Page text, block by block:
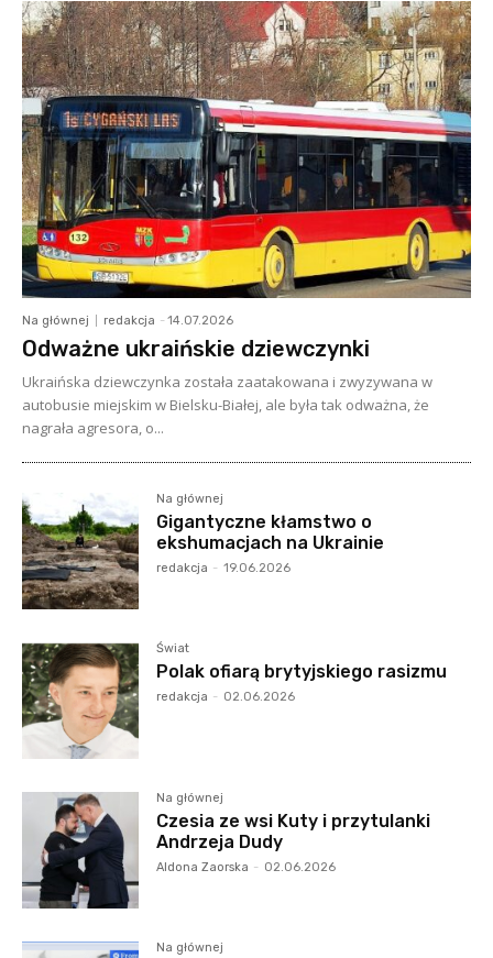
Na głównej redakcja - 14.07.2026
Odważne ukraińskie dziewczynki
Ukraińska dziewczynka została zaatakowana i zwyzywana w
autobusie miejskim w Bielsku-Białej, ale była tak odważna, że
nagrała agresora, o...
Na głównej
Gigantyczne kłamstwo o
ekshumacjach na Ukrainie
redakcja - 19.06.2026
Świat
Polak ofiarą brytyjskiego rasizmu
redakcja - 02.06.2026
Na głównej
Czesia ze wsi Kuty i przytulanki
Andrzeja Dudy
Aldona Zaorska - 02.06.2026
Na głównej